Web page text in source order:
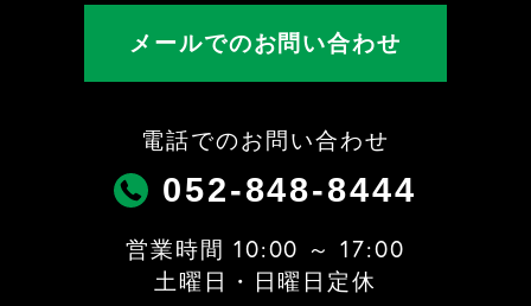
メールでのお問い合わせ
電話でのお問い合わせ
052-848-8444
営業時間 10:00 ～ 17:00
土曜日・日曜日定休